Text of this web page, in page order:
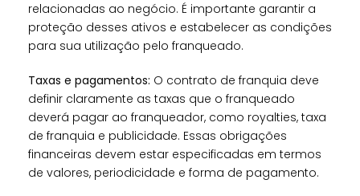
relacionadas ao negócio. É importante garantir a
proteção desses ativos e estabelecer as condições
para sua utilização pelo franqueado.
Taxas e pagamentos: O contrato de franquia deve
definir claramente as taxas que o franqueado
deverá pagar ao franqueador, como royalties, taxa
de franquia e publicidade. Essas obrigações
financeiras devem estar especificadas em termos
de valores, periodicidade e forma de pagamento.